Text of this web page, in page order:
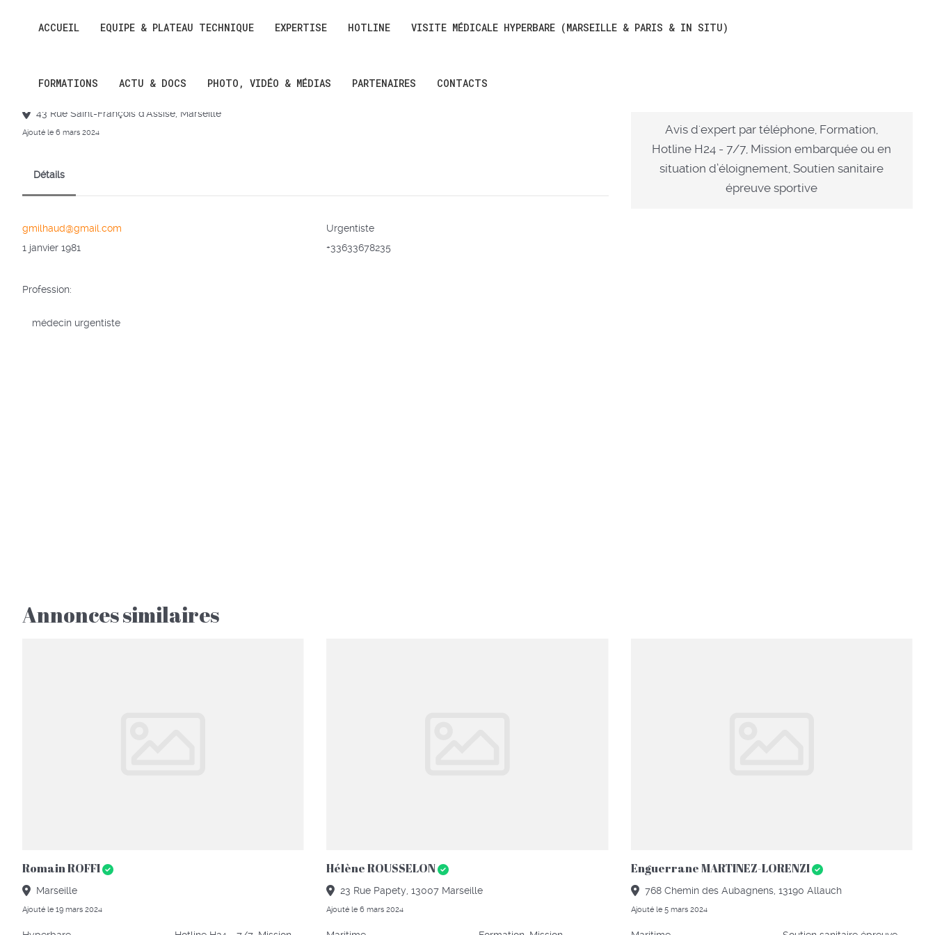
ACCUEIL EQUIPE & PLATEAU TECHNIQUE EXPERTISE HOTLINE VISITE MÉDICALE HYPERBARE (MARSEILLE & PARIS & IN SITU)
FORMATIONS ACTU & DOCS PHOTO, VIDÉO & MÉDIAS PARTENAIRES CONTACTS
43 Rue Saint-François d'Assise, Marseille
Ajouté le 6 mars 2024
Détails
gmilhaud@gmail.com
Urgentiste
1 janvier 1981
+33633678235
Profession:
médecin urgentiste
Avis d'expert par téléphone, Formation,
Hotline H24 - 7/7, Mission embarquée ou en
situation d’éloignement, Soutien sanitaire
épreuve sportive
Annonces similaires
Romain ROFFI
Marseille
Ajouté le 19 mars 2024
Hélène ROUSSELON
23 Rue Papety, 13007 Marseille
Ajouté le 6 mars 2024
Enguerrane MARTINEZ-LORENZI
768 Chemin des Aubagnens, 13190 Allauch
Ajouté le 5 mars 2024